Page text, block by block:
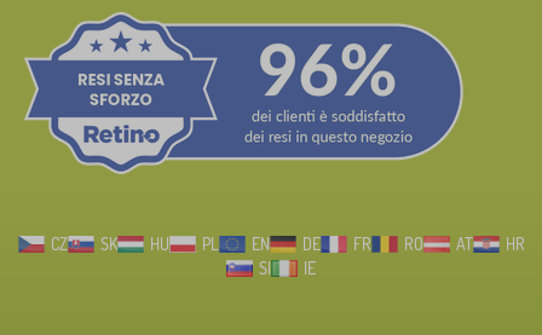
CZ SK HU PL EN DE FR RO AT
HR
SI
IE